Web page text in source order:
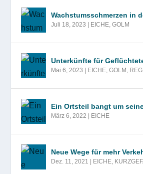
Wachstumsschmerzen in
Juli 18, 2023 EICHE,GOLM
Unterkünfte für
Mai 6, 2023 EICHE,GOLM ,
Ein Ortsteil bangt um
März 6, 2022 EICHE
Neue Wege für mehr
Dez. 11, 2021 EICHE,